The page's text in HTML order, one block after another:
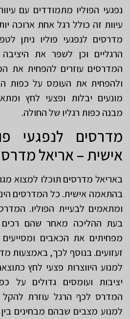
נפגעי הפוליו מתמודדים עם
עיוות זה כולל רגל אחת ארוכה
מדרסים לנפגעי פוליו ניתן
הרגליים וכן לשפר את
המדרסים עוזרים להפחית את
ולהפחית את העומס על כפות
מונעים יבלות ופצעי לחץ
מבנה כפות רגליו של החולה.
מדרסים לנפגעי
אישית – אריאל
באריאל מדרסים תוכלו למצוא
בהתאמה אישית. כל המדרסים
ומתאמים לבעיית הפוליו.
בעת ההליכה מאחר שהם רכים
מפחיתים את הכאבים
זעזועים. בנוסף לכך, באמצעות
למנוע היווצרות פצעי לחץ
יציבות ועומסים גדולים על
המדרס לכף הרגל עוזרת להקל
למנוע מצבים שבהם מבחינים